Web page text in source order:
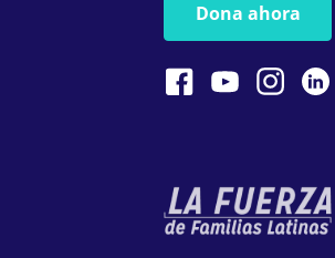
Dona ahora